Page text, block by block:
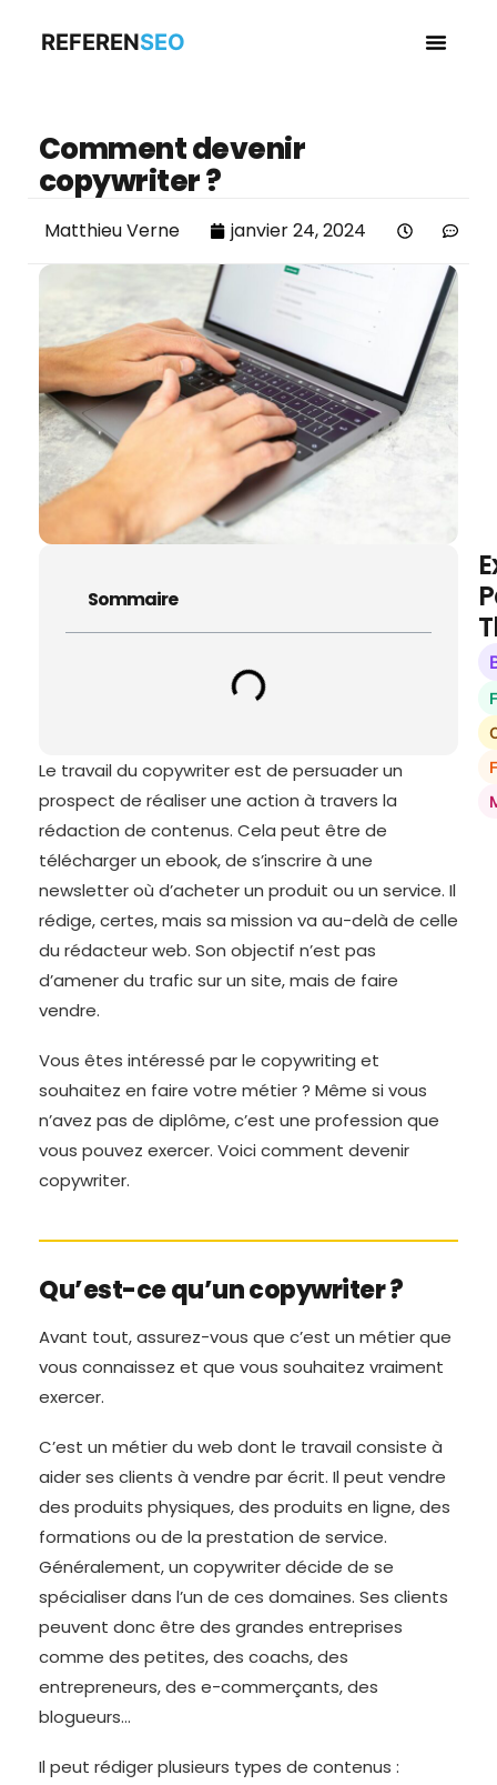
REFERENSEO
Comment devenir
copywriter ?
Matthieu Verne janvier 24, 2024
Sommaire
Le travail du copywriter est de persuader un
prospect de réaliser une action à travers la
rédaction de contenus. Cela peut être de
télécharger un ebook, de s’inscrire à une
newsletter où d’acheter un produit ou un service. Il
rédige, certes, mais sa mission va au-delà de celle
du rédacteur web. Son objectif n’est pas
d’amener du trafic sur un site, mais de faire
vendre.
Vous êtes intéressé par le copywriting et
souhaitez en faire votre métier ? Même si vous
n’avez pas de diplôme, c’est une profession que
vous pouvez exercer. Voici comment devenir
copywriter.
Qu’est-ce qu’un copywriter ?
Avant tout, assurez-vous que c’est un métier que
vous connaissez et que vous souhaitez vraiment
exercer.
C’est un métier du web dont le travail consiste à
aider ses clients à vendre par écrit. Il peut vendre
des produits physiques, des produits en ligne, des
formations ou de la prestation de service.
Généralement, un copywriter décide de se
spécialiser dans l’un de ces domaines. Ses clients
peuvent donc être des grandes entreprises
comme des petites, des coachs, des
entrepreneurs, des e-commerçants, des
blogueurs…
Il peut rédiger plusieurs types de contenus :